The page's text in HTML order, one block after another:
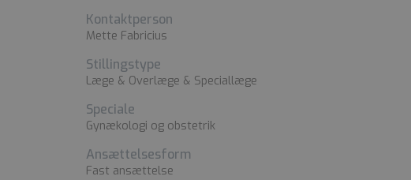
Kontaktperson
Mette Fabricius
Stillingstype
Læge & Overlæge & Speciallæge
Speciale
Gynækologi og obstetrik
Ansættelsesform
Fast ansættelse